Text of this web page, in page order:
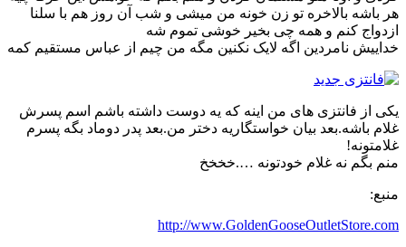
هر باشه بالاخره تو زن خونه من میشی و شب آن روز هم با سلنا
ازدواج کنم و همه چی بخیر خوشی تموم شه
خداییش نامردین اگه لایک نکنین مگه من چیم از عباس مستقیم کمه
یکی از فانتزی های من اینه که یه دوست داشته باشم اسم پسرش
غلام باشه.بعد بیان خواستگاریه دختر من.بعد پدر دوماد بگه پسرم
غلامتونه!
منم بگم نه غلام خودتونه ….خخخخ
منبع:
http://www.GoldenGooseOutletStore.com